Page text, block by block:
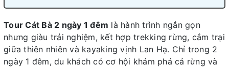
Tour Cát Bà 2 ngày 1 đêm là hành trình ngắn gọn
nhưng giàu trải nghiệm, kết hợp trekking rừng, cắm trại
giữa thiên nhiên và kayaking vịnh Lan Hạ. Chỉ trong 2
ngày 1 đêm, du khách có cơ hội khám phá cả rừng và